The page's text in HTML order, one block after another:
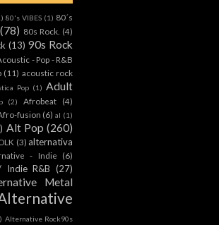
80's VIBES (1) 80´s
(78) 80s Rock. (4)
(13) 90s Rock
- Pop - R&B
(11) acoustic rock
Pop (1) Adult
(2) Afrobeat
(4)
fusion (6) al (1)
Alt Pop (260)
(3) alternativa
- Indie (6)
Indie R&B (27)
Metal
Alternative Rock90s